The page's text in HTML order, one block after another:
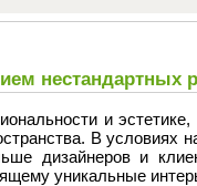
нестандартных
и
В условиях
дизайнеров и
уникальные